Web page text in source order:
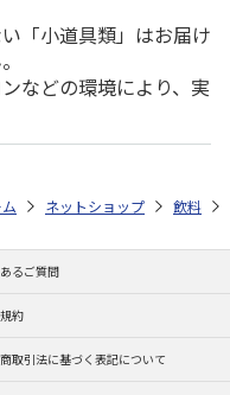
「小道具類」はお届け
などの環境により、実
特集 2026 ゆうゆうギフト
ネットショップ 飲料
るご質問
約
取引法に基づく表記について